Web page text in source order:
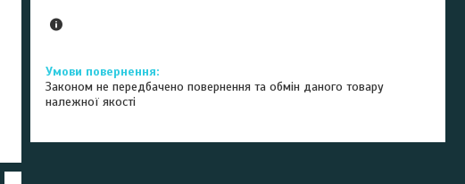
Законом не передбачено повернення та обмін даного товару
належної якості